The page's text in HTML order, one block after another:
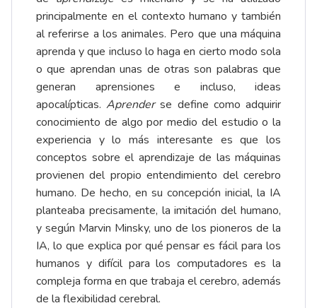
principalmente en el contexto humano y también
al referirse a los animales. Pero que una máquina
aprenda y que incluso lo haga en cierto modo sola
o que aprendan unas de otras son palabras que
generan aprensiones e incluso, ideas
apocalípticas.Aprenderse define como adquirir
conocimiento de algo por medio del estudio o la
experiencia y lo más interesante es que los
conceptos sobre el aprendizaje de las máquinas
provienen del propio entendimiento del cerebro
humano. De hecho, en su concepción inicial, la IA
planteaba precisamente, la imitación del humano,
y según Marvin Minsky, uno de los pioneros de la
IA, lo que explica por qué pensar es fácil para los
humanos y difícil para los computadores es la
compleja forma en que trabaja el cerebro, además
de la flexibilidad cerebral.